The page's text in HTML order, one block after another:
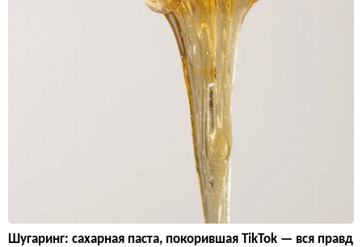
Шугаринг: сахарная паста, покорившая TikTok — вся правд